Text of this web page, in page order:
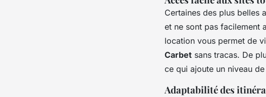
Certaines des plus belles
et ne sont pas facilement
location vous permet de
Carbet sans tracas. De
ce qui ajoute un niveau
Adaptabilité des